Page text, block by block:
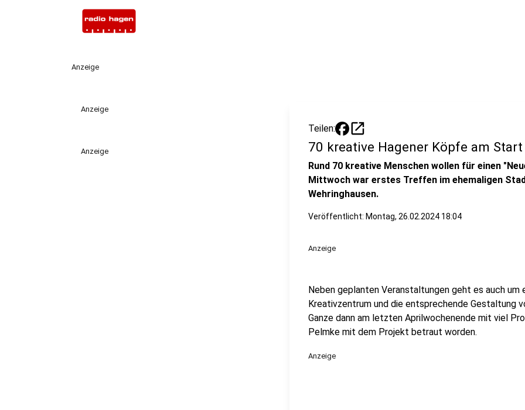
Anzeige
Anzeige
Anzeige
Teilen: open_in_new
70 kreative Hagener Köpfe am Start
Rund 70 kreative Menschen wollen für einen
Mittwoch war erstes Treffen im ehemaligen
Wehringhausen.
Veröffentlicht: Montag, 26.02.2024 18:04
Anzeige
Neben geplanten Veranstaltungen geht es auch um
Kreativzentrum und die entsprechende Gestaltung
Ganze dann am letzten Aprilwochenende mit viel
Pelmke mit dem Projekt betraut worden.
Anzeige